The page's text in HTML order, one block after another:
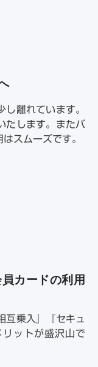
離れています。
たします。またバ
スムーズです。
カードの利用
互乗入』『セキュ
ットが盛沢山で